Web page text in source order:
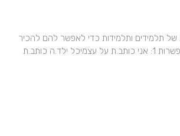
תלמידים ותלמידות כדי לאפשר להם להכיר
ולאוהב את עצמם.ן. אפשרות 1: אני כותב.ת על עצמיכל ילד.ה כותב.ת